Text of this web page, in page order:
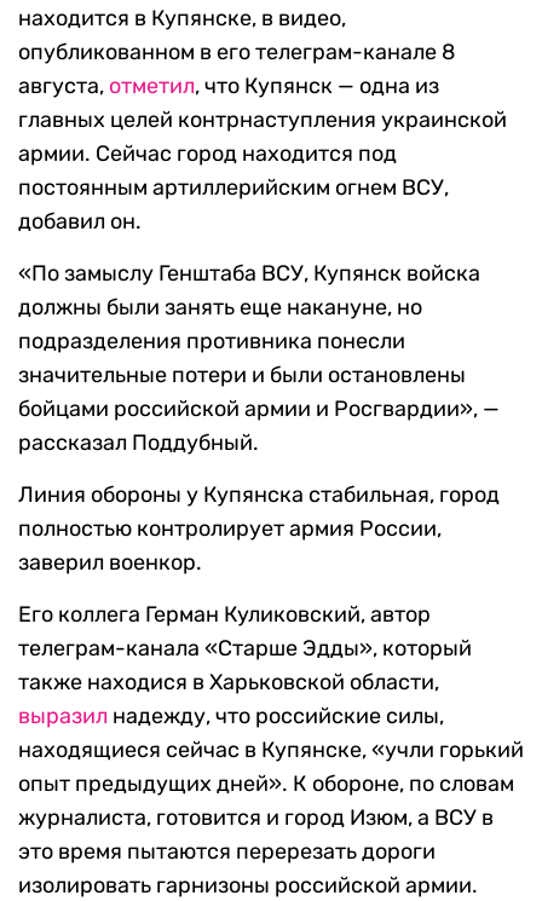
находится в Купянске, в видео,
опубликованном в его телеграм-канале 8
августа, отметил, что Купянск — одна из
главных целей контрнаступления украинской
армии. Сейчас город находится под
постоянным артиллерийским огнем ВСУ,
добавил он.
«По замыслу Генштаба ВСУ, Купянск войска
должны были занять еще накануне, но
подразделения противника понесли
значительные потери и были остановлены
бойцами российской армии и Росгвардии», —
рассказал Поддубный.
Линия обороны у Купянска стабильная, город
полностью контролирует армия России,
заверил военкор.
Его коллега Герман Куликовский, автор
телеграм-канала «Старше Эдды», который
также находися в Харьковской области,
выразил надежду, что российские силы,
находящиеся сейчас в Купянске, «учли горький
опыт предыдущих дней». К обороне, по словам
журналиста, готовится и город Изюм, а ВСУ в
это время пытаются перерезать дороги
изолировать гарнизоны российской армии.